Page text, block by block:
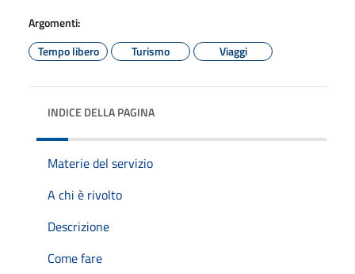
Argomenti:
Tempo libero
Turismo Viaggi
INDICE DELLA PAGINA
Materie del servizio
A chi è rivolto
Descrizione
Come fare